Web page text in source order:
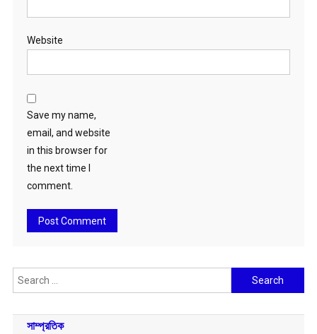
Website
Save my name,
email, and website
in this browser for
the next time I
comment.
Search
for:
সাম্প্রতিক